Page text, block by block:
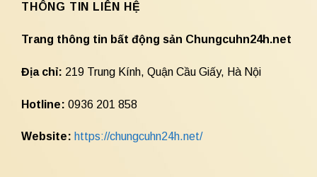
THÔNG TIN LIÊN HỆ
Trang thông tin bất động sản Chungcuhn24h.net
Địa chỉ: 219 Trung Kính, Quận Cầu Giấy, Hà Nội
Hotline: 0936 201 858
Website: https://chungcuhn24h.net/